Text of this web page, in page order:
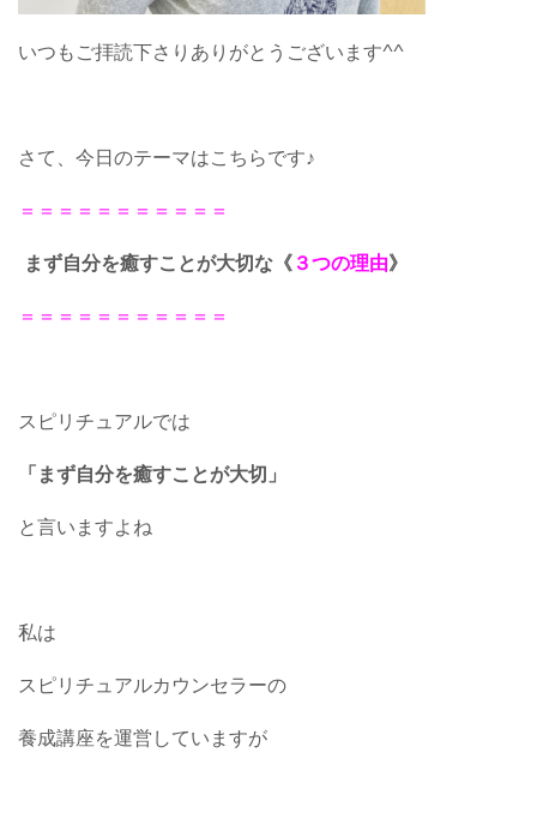
いつもご拝読下さりありがとうございます^^
さて、今日のテーマはこちらです♪
＝＝＝＝＝＝＝＝＝＝＝
まず自分を癒すことが大切な《 ３つの理由》
＝＝＝＝＝＝＝＝＝＝＝
スピリチュアルでは
「まず自分を癒すことが大切」
と言いますよね
私は
スピリチュアルカウンセラーの
養成講座を運営していますが